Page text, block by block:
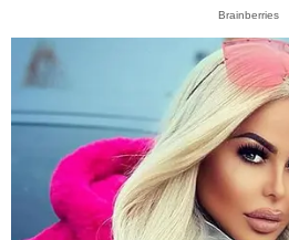
Brainberries